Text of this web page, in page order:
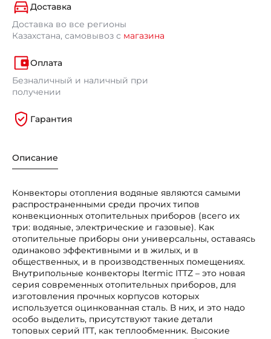
Доставка
Доставка во все регионы
Казахстана, самовывоз с магазина
Оплата
Безналичный и наличный при
получении
Гарантия
Описание
Конвекторы отопления водяные являются самыми
распространенными среди прочих типов
конвекционных отопительных приборов (всего их
три: водяные, электрические и газовые). Как
отопительные приборы они универсальны, оставаясь
одинаково эффективными и в жилых, и в
общественных, и в производственных помещениях.
Внутрипольные конвекторы Itermic ITTZ – это новая
серия современных отопительных приборов, для
изготовления прочных корпусов которых
используется оцинкованная сталь. В них, и это надо
особо выделить, присутствуют такие детали
топовых серий ITT, как теплообменник. Высокие